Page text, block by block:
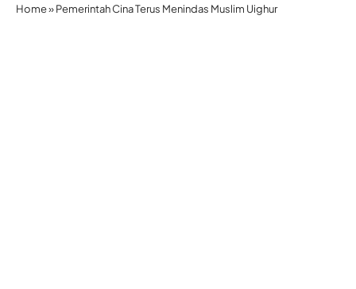
Home»Pemerintah Cina Terus Menindas Muslim Uighur